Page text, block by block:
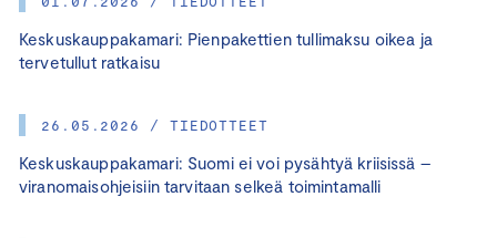
Keskuskauppakamari: Pienpakettien tullimaksu oikea ja
tervetullut ratkaisu
26.05.2026 / TIEDOTTEET
Keskuskauppakamari: Suomi ei voi pysähtyä kriisissä –
viranomaisohjeisiin tarvitaan selkeä toimintamalli